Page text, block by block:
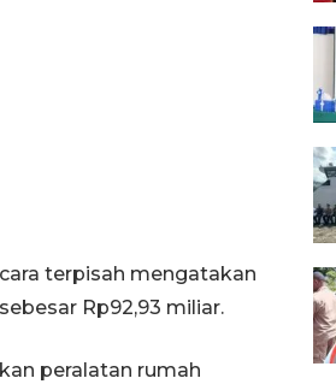
terpisah mengatakan
Rp92,93 miliar.
peralatan rumah